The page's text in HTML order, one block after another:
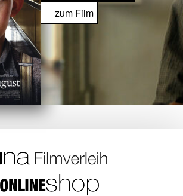
zum Film